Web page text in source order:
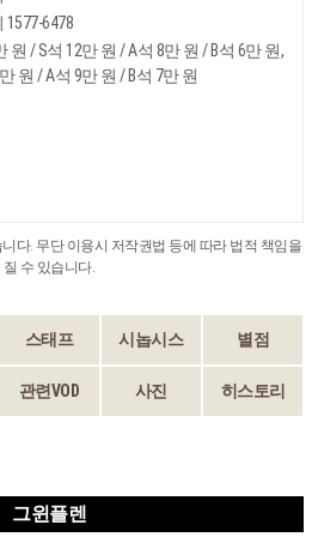
6478
원 / S석 12만 원 / A석 8만 원 / B석 6만 원,
원 / A석 9만 원 / B석 7만 원
다. 무단 이용시 저작권법 등에 따라 법적 책임을
질 수 있습니다.
스태프 시놉시스 별점
관련VOD 사진 히스토리
그윈플렌